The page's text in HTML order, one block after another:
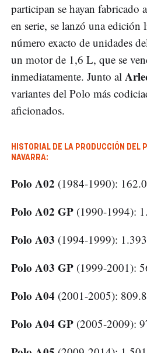
participan se hayan fabricado
en serie, se lanzó una edición
número exacto de unidades
un motor de 1,6 L, que se
inmediatamente. Junto al
variantes del Polo más
aficionados.
HISTORIAL DE LA PRODUCCIÓN DEL
NAVARRA:
Polo A02 (1984-1990):
Polo A02 GP (1990-1994):
Polo A03 (1994-1999):
Polo A03 GP (1999-2001):
Polo A04 (2001-2005):
Polo A04 GP (2005-2009):